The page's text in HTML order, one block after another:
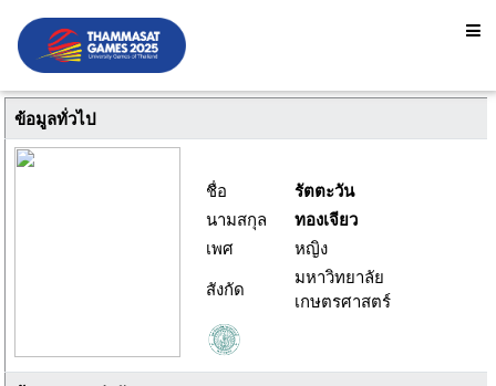
ข้อมูลทั่วไป
ชื่อ
รัตตะวัน
นามสกุล
ทองเจียว
เพศ
หญิง
สังกัด
มหาวิทยาลัย
เกษตรศาสตร์